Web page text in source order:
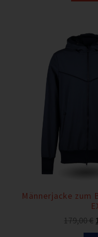
Männerjacke zum
179,00€